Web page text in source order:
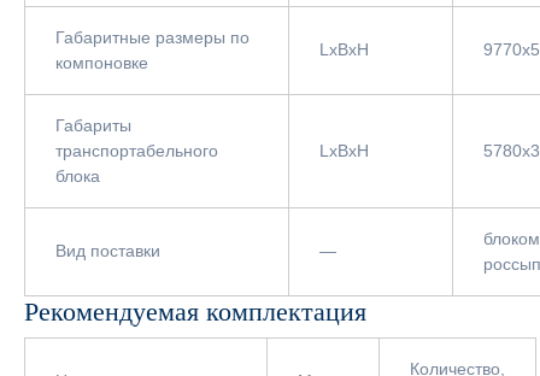
Габаритные размеры по
компоновке
LxBxH
Габариты
транспортабельного
блока
LxBxH
Вид поставки —
Рекомендуемая комплектация
Количество,